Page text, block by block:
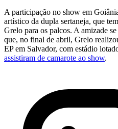
A participação no show em
artístico da dupla sertaneja, que
Grelo para os palcos. A amizade
que, no final de abril, Grelo
EP em Salvador, com estádio
assistiram de camarote ao show.